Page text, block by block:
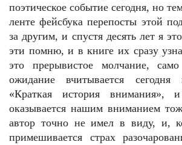
поэтическое событие сегодня, но
ленте фейсбука перепосты этой
за другим, и спустя десять лет я
эти помню, и в книге их сразу
это прерывистое молчание,
ожидание вчитывается
«Краткая история внимания»,
оказывается нашим вниманием
автор точно не имел в виду, и,
примешивается страх